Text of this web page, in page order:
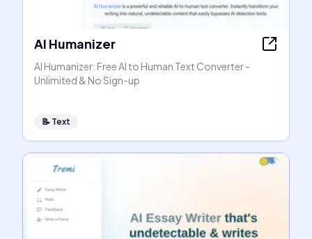
AI Humanizer
AI Humanizer: Free AI to Human Text Converter -
Unlimited & No Sign-up
📝 Text